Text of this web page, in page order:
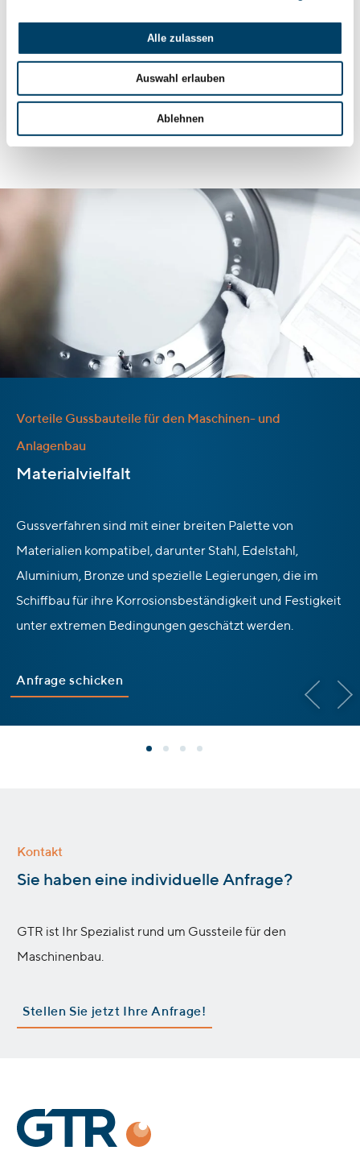
Alle zulassen
Auswahl erlauben
Ablehnen
Bedingungen widerstehen können.
Haben Sie Fragen?
Vorteile Gussbauteile für den Maschinen- und
Anlagenbau
:Materialvielfalt
Gussverfahren sind mit einer breiten Palette von
Materialien kompatibel, darunter Stahl, Edelstahl,
Aluminium, Bronze und spezielle Legierungen, die im
Schiffbau für ihre Korrosionsbeständigkeit und Festigkeit
unter extremen Bedingungen geschätzt werden.
Anfrage schicken
Kontakt
:Sie haben eine individuelle Anfrage?
GTR ist Ihr Spezialist rund um Gussteile für den
Maschinenbau.
Stellen Sie jetzt Ihre Anfrage!